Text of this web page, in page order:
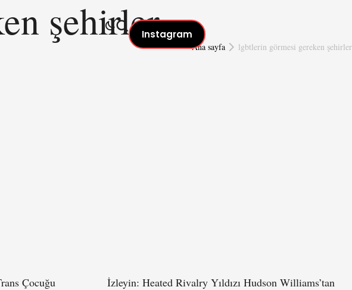
Instagram
şehirler
Ana sayfa lgbtlerin görmesi gereken şehirler
Çocuğu
İzleyin: Heated Rivalry Yıldızı Hudson Williams’tan